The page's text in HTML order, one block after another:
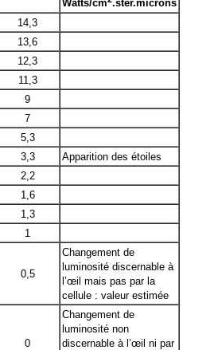
Watts/cm .ster.microns
14,3
13,6
12,3
11,3
9
7
5,3
3,3
Apparition des étoiles
2,2
1,6
1,3
1
0,5
Changement de
luminosité discernable à
l’œil mais pas par la
cellule : valeur estimée
0
Changement de
luminosité non
discernable à l’œil ni par